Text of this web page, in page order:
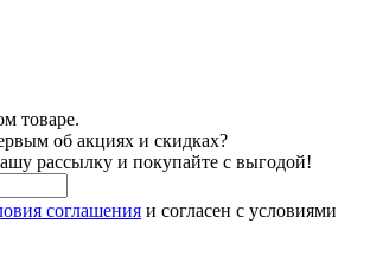
товаре.
об акциях и скидках?
рассылку и покупайте с выгодой!
соглашения и согласен с условиями